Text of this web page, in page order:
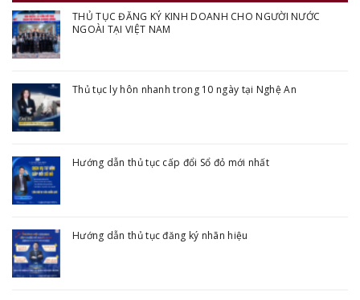
THỦ TỤC ĐĂNG KÝ KINH DOANH CHO NGƯỜI NƯỚC
NGOÀI TẠI VIỆT NAM
Thủ tục ly hôn nhanh trong 10 ngày tại Nghệ An
Hướng dẫn thủ tục cấp đổi Sổ đỏ mới nhất
Hướng dẫn thủ tục đăng ký nhãn hiệu